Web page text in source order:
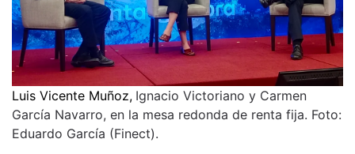
Luis Vicente Muñoz, Ignacio Victoriano y Carmen
García Navarro, en la mesa redonda de renta fija. Foto:
Eduardo García (Finect).